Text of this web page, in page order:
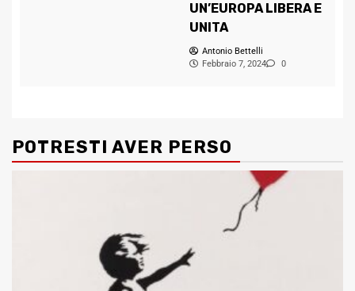
UN’EUROPA LIBERA E
UNITA
Antonio Bettelli
Febbraio 7, 2024
0
POTRESTI AVER PERSO